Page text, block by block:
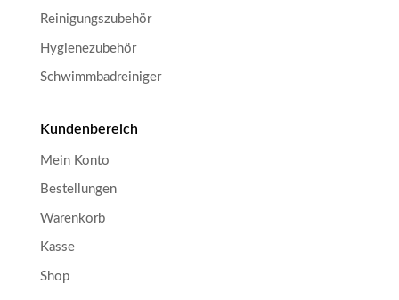
Reinigungszubehör
Hygienezubehör
Schwimmbadreiniger
Kundenbereich
Mein Konto
Bestellungen
Warenkorb
Kasse
Shop